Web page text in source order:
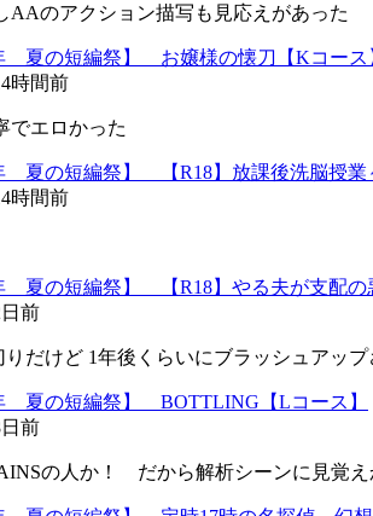
AAのアクション描写も見応えがあった
夏の短編祭】 お嬢様の懐刀【Kコース
時間前
でエロかった
夏の短編祭】 【R18】放課後洗脳授
時間前
夏の短編祭】 【R18】やる夫が支配の
前
りだけど 1年後くらいにブラッシュアッ
夏の短編祭】 BOTTLING【Lコース】
前
の人か！ だから解析シーンに見覚